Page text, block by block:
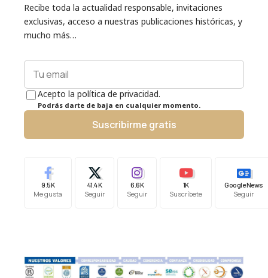
Recibe toda la actualidad responsable, invitaciones
exclusivas, acceso a nuestras publicaciones históricas, y
mucho más…
Acepto la política de privacidad.
Podrás darte de baja en cualquier momento.
Suscribirme gratis
9.5K
Me gusta
41.4K
Seguir
6.6K
Seguir
1K
Suscríbete
Google News
Seguir